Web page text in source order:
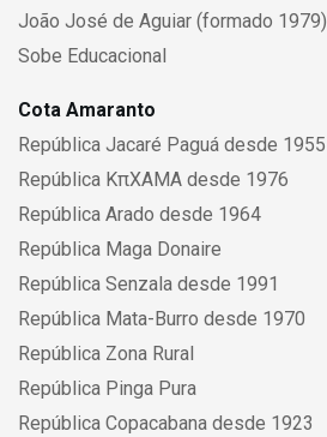
João José de Aguiar (formado 1979)
Sobe Educacional
Cota Amaranto
República Jacaré Paguá desde 1955
República KπXAMA desde 1976
República Arado desde 1964
República Maga Donaire
República Senzala desde 1991
República Mata-Burro desde 1970
República Zona Rural
República Pinga Pura
República Copacabana desde 1923